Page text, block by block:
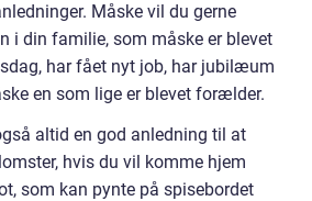
Måske vil du gerne
i din familie, som måske er blevet
har fået nyt job, har jubilæum
en som lige er blevet forælder.
altid en god anledning til at
hvis du vil komme hjem
som kan pynte på spisebordet